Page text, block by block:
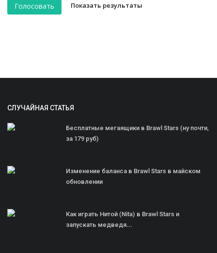
Голосовать Показать результаты
СЛУЧАЙНАЯ СТАТЬЯ
Бесплатные мегаящики в Brawl Stars (ну почти,
за 179 руб)
Изменение баланса в Brawl Stars в майском
обновлении
Как играть Нитой (Nita) в Brawl Stars и
запускать медведя...